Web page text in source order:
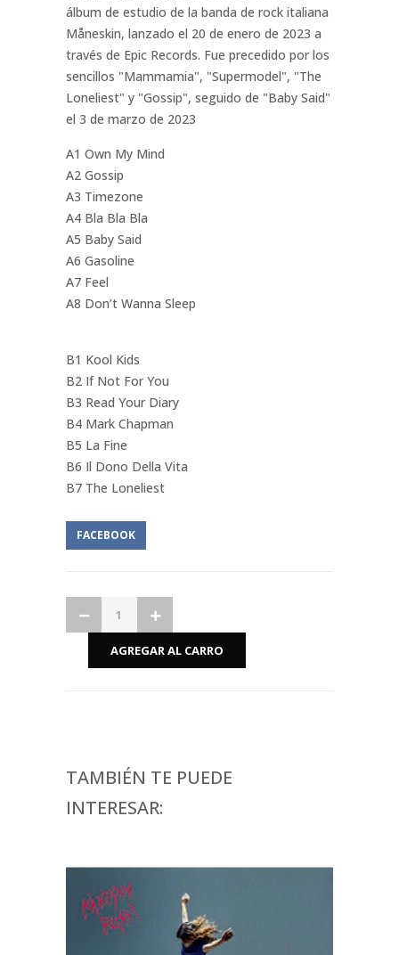
álbum de estudio de la banda de rock italiana
Måneskin, lanzado el 20 de enero de 2023 a
través de Epic Records. Fue precedido por los
sencillos "Mammamia", "Supermodel", "The
Loneliest" y "Gossip", seguido de "Baby Said"
el 3 de marzo de 2023
A1 Own My Mind
A2 Gossip
A3 Timezone
A4 Bla Bla Bla
A5 Baby Said
A6 Gasoline
A7 Feel
A8 Don’t Wanna Sleep
B1 Kool Kids
B2 If Not For You
B3 Read Your Diary
B4 Mark Chapman
B5 La Fine
B6 Il Dono Della Vita
B7 The Loneliest
FACEBOOK
TAMBIÉN TE PUEDE
INTERESAR: